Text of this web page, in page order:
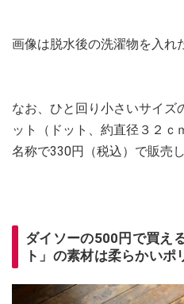
画像は脱水後の洗濯物を入れ
なお、ひと回り小さいサイズ
ット（ドット、約直径３２ｃ
名称で330円（税込）で販売
ダイソーの500円で買え
ト」の素材は柔らかいポ